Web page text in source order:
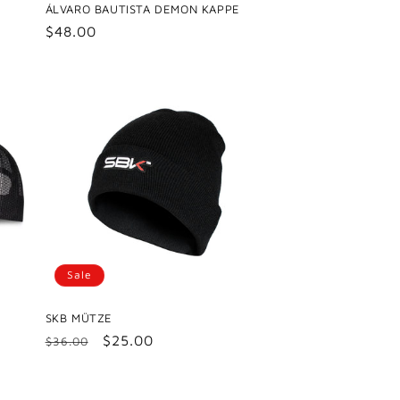
ÁLVARO BAUTISTA DEMON KAPPE
Normaler
$48.00
Sale
SKB MÜTZE
Normaler
$36.00 Verkaufspreis
$25.00